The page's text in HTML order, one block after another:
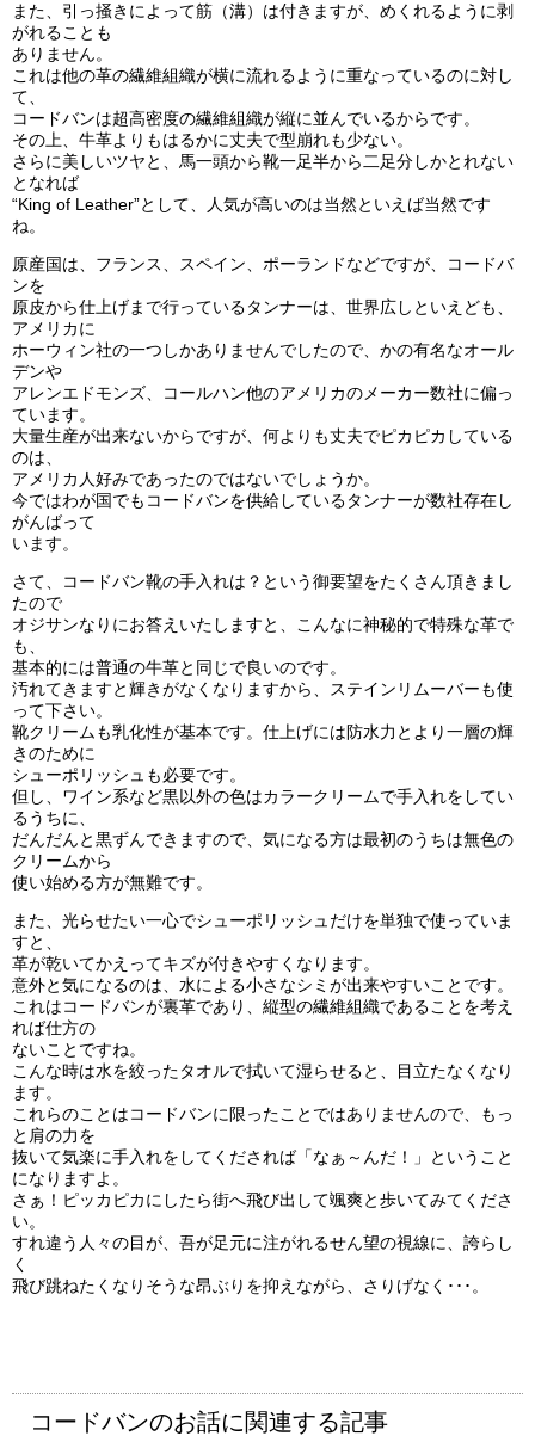
また、引っ掻きによって筋（溝）は付きますが、めくれるように剥
がれることも
ありません。
これは他の革の繊維組織が横に流れるように重なっているのに対し
て、
コードバンは超高密度の繊維組織が縦に並んでいるからです。
その上、牛革よりもはるかに丈夫で型崩れも少ない。
さらに美しいツヤと、馬一頭から靴一足半から二足分しかとれない
となれば
“King of Leather”として、人気が高いのは当然といえば当然です
ね。
原産国は、フランス、スペイン、ポーランドなどですが、コードバ
ンを
原皮から仕上げまで行っているタンナーは、世界広しといえども、
アメリカに
ホーウィン社の一つしかありませんでしたので、かの有名なオール
デンや
アレンエドモンズ、コールハン他のアメリカのメーカー数社に偏っ
ています。
大量生産が出来ないからですが、何よりも丈夫でピカピカしている
のは、
アメリカ人好みであったのではないでしょうか。
今ではわが国でもコードバンを供給しているタンナーが数社存在し
がんばって
います。
さて、コードバン靴の手入れは？という御要望をたくさん頂きまし
たので
オジサンなりにお答えいたしますと、こんなに神秘的で特殊な革で
も、
基本的には普通の牛革と同じで良いのです。
汚れてきますと輝きがなくなりますから、 ステインリムーバーも使
って下さい。
靴クリームも乳化性が基本です。仕上げには防水力とより一層の輝
きのために
シューポリッシュも必要です。
但し、ワイン系など黒以外の色はカラークリームで手入れをしてい
るうちに、
だんだんと黒ずんできますので、気になる方は最初のうちは無色の
クリームから
使い始める方が無難です。
また、光らせたい一心でシューポリッシュだけを単独で使っていま
すと、
革が乾いてかえってキズが付きやすくなります。
意外と気になるのは、水による小さなシミが出来やすいことです。
これはコードバンが裏革であり、縦型の繊維組織であることを考え
れば仕方の
ないことですね。
こんな時は水を絞ったタオルで拭いて湿らせると、目立たなくなり
ます。
これらのことはコードバンに限ったことではありませんので、もっ
と肩の力を
抜いて気楽に手入れをしてくだされば「なぁ～んだ！」ということ
になりますよ。
さぁ！ピッカピカにしたら街へ飛び出して颯爽と歩いてみてくださ
い。
すれ違う人々の目が、吾が足元に注がれるせん望の視線に、誇らし
く
飛び跳ねたくなりそうな昂ぶりを抑えながら、さりげなく･･･。
コードバンのお話に関連する記事